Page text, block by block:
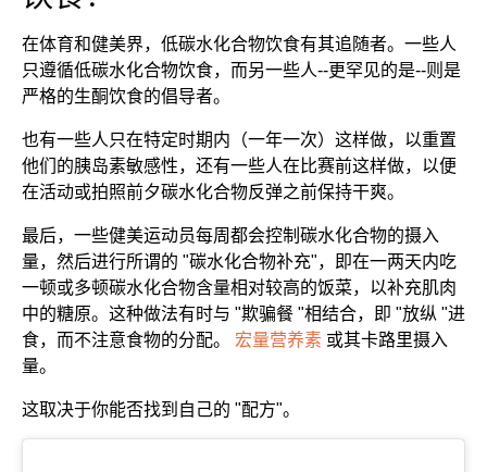
在体育和健美界，低碳水化合物饮食有其追随者。一些人
只遵循低碳水化合物饮食，而另一些人--更罕见的是--则是
严格的生酮饮食的倡导者。
也有一些人只在特定时期内（一年一次）这样做，以重置
他们的胰岛素敏感性，还有一些人在比赛前这样做，以便
在活动或拍照前夕碳水化合物反弹之前保持干爽。
最后，一些健美运动员每周都会控制碳水化合物的摄入
量，然后进行所谓的 "碳水化合物补充"，即在一两天内吃
一顿或多顿碳水化合物含量相对较高的饭菜，以补充肌肉
中的糖原。这种做法有时与 "欺骗餐 "相结合，即 "放纵 "进
食，而不注意食物的分配。 宏量营养素 或其卡路里摄入
量。
这取决于你能否找到自己的 "配方"。